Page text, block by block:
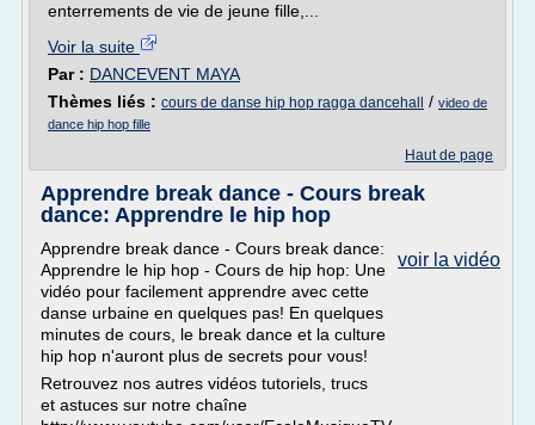
enterrements de vie de jeune fille,...
Voir la suite
Par : DANCEVENT MAYA
Thèmes liés : cours de danse hip hop ragga dancehall / video de
dance hip hop fille
Haut de page
Apprendre break dance - Cours break
dance: Apprendre le hip hop
voir la vidéo
Apprendre break dance - Cours break dance:
Apprendre le hip hop - Cours de hip hop: Une
vidéo pour facilement apprendre avec cette
danse urbaine en quelques pas! En quelques
minutes de cours, le break dance et la culture
hip hop n'auront plus de secrets pour vous!
Retrouvez nos autres vidéos tutoriels, trucs
et astuces sur notre chaîne